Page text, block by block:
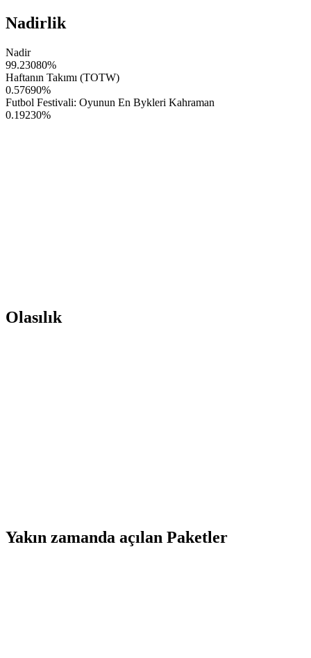
Nadirlik
Nadir
99.23080%
Haftanın Takımı (TOTW)
0.57690%
Futbol Festivali: Oyunun En Bykleri Kahraman
0.19230%
Olasılık
Yakın zamanda açılan Paketler